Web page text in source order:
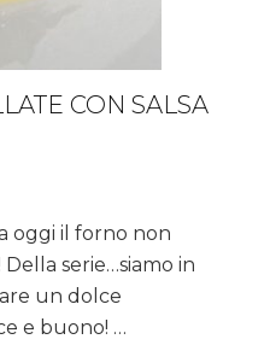
CON SALSA
inglese
oggi il forno non
serie…siamo in
un dolce
e buono! …